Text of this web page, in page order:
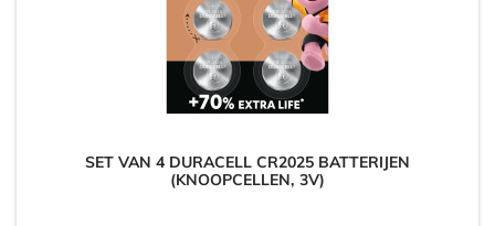
SET VAN 4 DURACELL CR2025 BATTERIJEN
(KNOOPCELLEN, 3V)